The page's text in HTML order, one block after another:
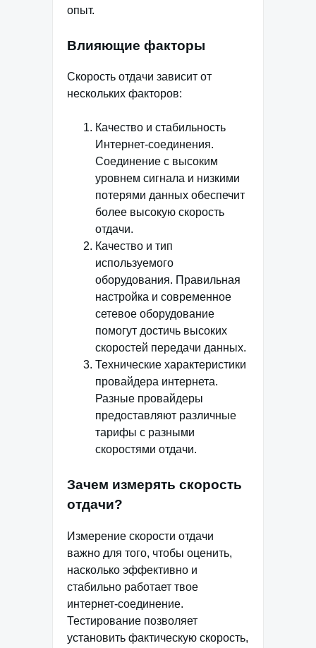
опыт.
Влияющие факторы
Скорость отдачи зависит от
нескольких факторов:
Качество и стабильность
Интернет-соединения.
Соединение с высоким
уровнем сигнала и низкими
потерями данных обеспечит
более высокую скорость
отдачи.
Качество и тип
используемого
оборудования. Правильная
настройка и современное
сетевое оборудование
помогут достичь высоких
скоростей передачи данных.
Технические характеристики
провайдера интернета.
Разные провайдеры
предоставляют различные
тарифы с разными
скоростями отдачи.
Зачем измерять скорость
отдачи?
Измерение скорости отдачи
важно для того, чтобы оценить,
насколько эффективно и
стабильно работает твое
интернет-соединение.
Тестирование позволяет
установить фактическую скорость,